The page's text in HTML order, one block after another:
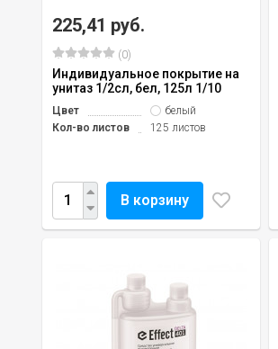
225,41 руб.
(0)
Индивидуальное покрытие на
унитаз 1/2сл, бел, 125л 1/10
Цвет
белый
Кол-во листов
125 листов
В корзину